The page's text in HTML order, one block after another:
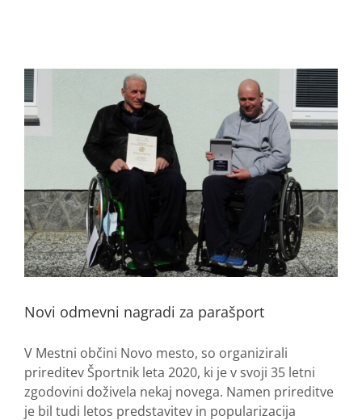
Novi odmevni nagradi za parašport
V Mestni občini Novo mesto, so organizirali
prireditev Športnik leta 2020, ki je v svoji 35 letni
zgodovini doživela nekaj novega. Namen prireditve
je bil tudi letos predstavitev in popularizacija